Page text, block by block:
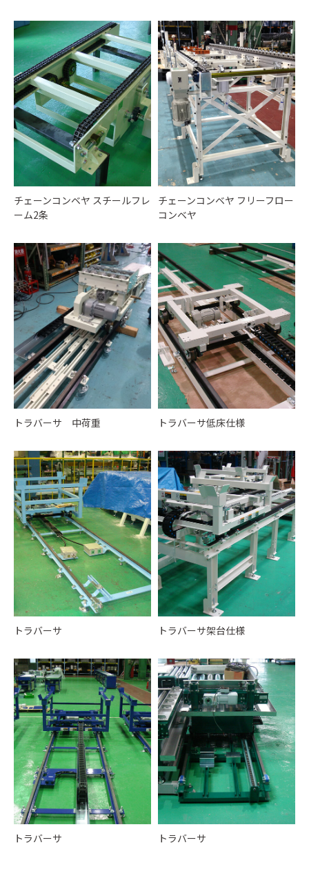
チェーンコンベヤ スチールフレ
ーム2条
チェーンコンベヤ フリーフロー
コンベヤ
トラバーサ 中荷重 トラバーサ低床仕様
トラバーサ トラバーサ架台仕様
トラバーサ トラバーサ